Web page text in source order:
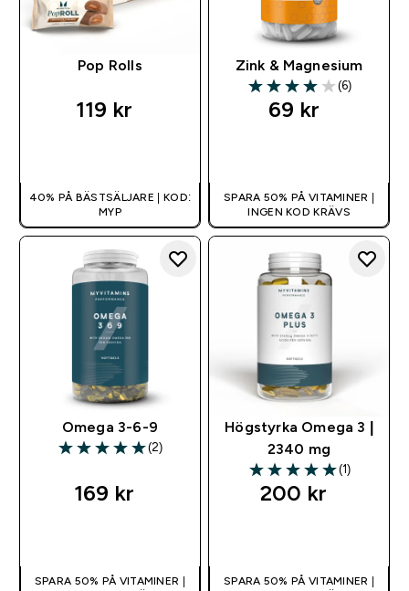
Pop Rolls
119 kr‎
40% PÅ BÄSTSÄLJARE | KOD:
MYP
Zink & Magnesium
4 out of 5 stars
(6)
69 kr‎
SPARA 50% PÅ VITAMINER |
INGEN KOD KRÄVS
Omega 3-6-9
5 out of 5 stars
(2)
169 kr‎
SPARA 50% PÅ VITAMINER |
Högstyrka Omega 3 |
2340 mg
5 out of 5 stars
(1)
200 kr‎
SPARA 50% PÅ VITAMINER |